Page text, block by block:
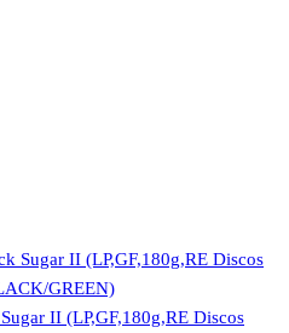
II (LP,GF,180g,RE Discos